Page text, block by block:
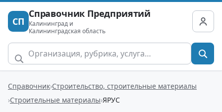
СП
Справочник Предприятий
Калининград и
Калининградская область
Справочник Строительство, строительные материалы
Строительные материалы ЯРУС